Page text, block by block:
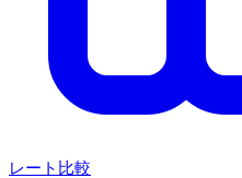
レート比較